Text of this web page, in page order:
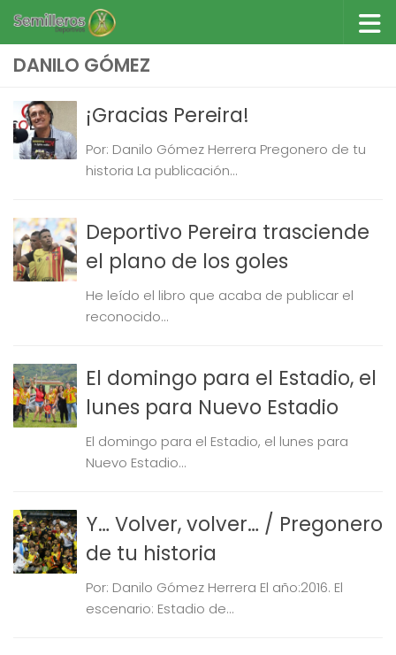
Saltar al contenido
DANILO GÓMEZ
¡Gracias Pereira!
Por: Danilo Gómez Herrera Pregonero de tu
historia La publicación...
Deportivo Pereira trasciende
el plano de los goles
He leído el libro que acaba de publicar el
reconocido...
El domingo para el Estadio, el
lunes para Nuevo Estadio
El domingo para el Estadio, el lunes para
Nuevo Estadio...
Y… Volver, volver… / Pregonero
de tu historia
Por: Danilo Gómez Herrera El año:2016. El
escenario: Estadio de...